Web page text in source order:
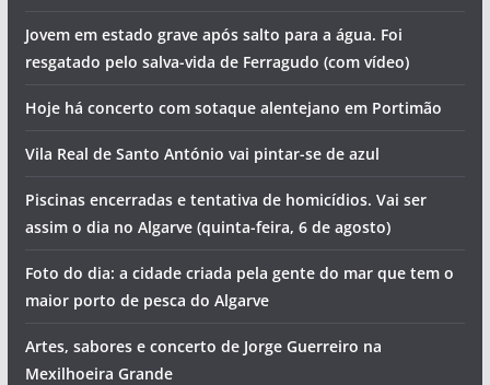
Jovem em estado grave após salto para a água. Foi
resgatado pelo salva-vida de Ferragudo (com vídeo)
Hoje há concerto com sotaque alentejano em Portimão
Vila Real de Santo António vai pintar-se de azul
Piscinas encerradas e tentativa de homicídios. Vai ser
assim o dia no Algarve (quinta-feira, 6 de agosto)
Foto do dia: a cidade criada pela gente do mar que tem o
maior porto de pesca do Algarve
Artes, sabores e concerto de Jorge Guerreiro na
Mexilhoeira Grande